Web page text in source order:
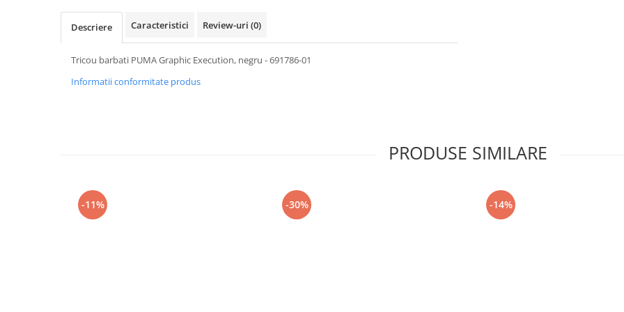
Descriere Caracteristici Review-uri (0)
Tricou barbati PUMA Graphic Execution, negru - 691786-01
Informatii conformitate produs
PRODUSE SIMILARE
-11% -30% -14%